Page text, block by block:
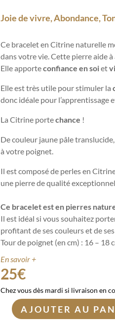
Joie de vivre, Abondance,
Ce bracelet en Citrine naturelle
dans votre vie.Cette pierre aide
Elle apporteconfiance en soiet
Elle est très utile pour stimuler la
donc idéale pour l’apprentissage
La Citrine portechance !
De couleur jaune pâle
à votre poignet.
Il estcomposé de perles en
une pierre de qualité
Ce bracelet est en pierres
Il est idéal si vous souhaitez
profitant de ses couleurs et de
Tour de poignet (en cm) : 16 – 18
En savoir +
25€
Chez vous dès mardi si livraison en
quantité
AJOUTER AU